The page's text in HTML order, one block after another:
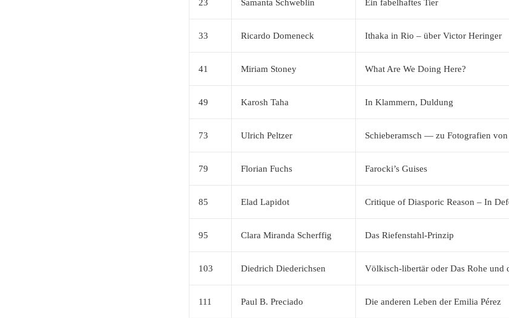
23 Samanta Schweblin Ein fabelhaftes Tier
33 Ricardo Domeneck Ithaka in Rio – über Victor Heringer
41 Miriam Stoney What Are We Doing Here?
49 Karosh Taha In Klammern, Duldung
73 Ulrich Peltzer Schieberamsch — zu Fotografien von
79 Florian Fuchs Farocki’s Guises
85 Elad Lapidot Critique of Diasporic Reason – In
95 Clara Miranda Scherffig Das Riefenstahl-Prinzip
103 Diedrich Diederichsen Völkisch-libertär oder Das Rohe und
111 Paul B. Preciado Die anderen Leben der Emilia Pérez